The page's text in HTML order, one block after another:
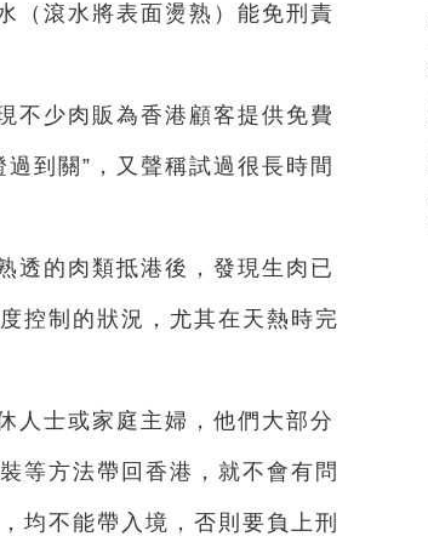
（滾水將表面燙熟）能免刑責
不少肉販為香港顧客提供免費
到關”，又聲稱試過很長時間
透的肉類抵港後，發現生肉已
控制的狀況，尤其在天熱時完
人士或家庭主婦，他們大部分
等方法帶回香港，就不會有問
均不能帶入境，否則要負上刑